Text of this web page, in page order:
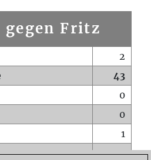
gegen Fritz
2
43
0
0
1
0